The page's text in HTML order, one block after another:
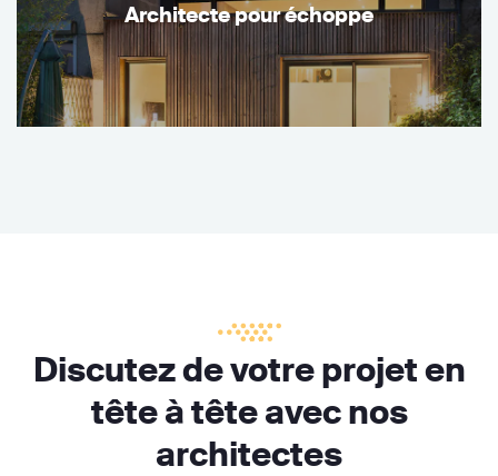
Architecte pour échoppe
Discutez de votre projet en
tête à tête avec nos
architectes